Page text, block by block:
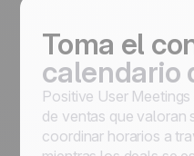
Toma el
calendario
Positive User
de ventas que valoran
coordinar horarios a